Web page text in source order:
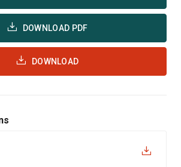
DOWNLOAD PDF
DOWNLOAD